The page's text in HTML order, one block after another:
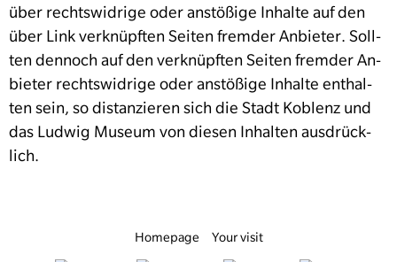
über rechtswi­drige oder an­stößige In­halte auf den
über Link verknüpften Seit­en fremder An­bi­eter. Soll­
ten den­noch auf den verknüpften Seit­en fremder An­
bi­eter rechtswi­drige oder an­stößige In­halte en­thal­
ten sein, so dis­tanzieren sich die Stadt Koblenz und
das Ludwig Museum von die­sen In­hal­ten aus­drück­
lich.
Homepage Your visit